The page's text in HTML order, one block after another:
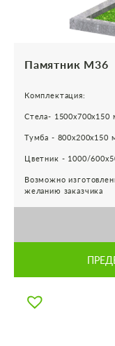
Памятник М36
Комплектация:
Стела- 1500х700х150
Тумба - 800х200х150
Цветник - 1000/
Возможно
желанию заказчика